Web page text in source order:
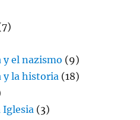
y el nazismo (9)
y la historia (18)
Iglesia (3)